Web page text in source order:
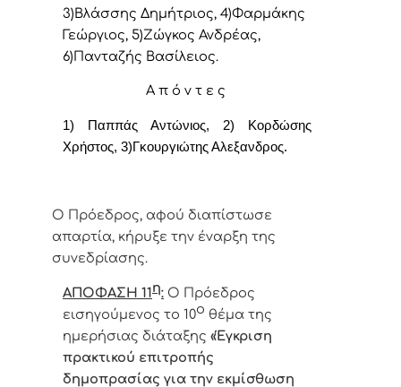
3)Βλάσσης Δημήτριος, 4)Φαρμάκης
Γεώργιος, 5)Ζώγκος Ανδρέας,
6)Πανταζής Βασίλειος.
Α π ό ν τ ε ς
1) Παππάς Αντώνιος, 2) Κορδώσης
Χρήστος, 3)Γκουργιώτης Αλεξανδρος.
Ο Πρόεδρος, αφού διαπίστωσε
απαρτία, κήρυξε την έναρξη της
συνεδρίασης.
ΑΠΟΦΑΣΗ 11 η: Ο Πρόεδρος
εισηγούμενος το 10ο θέμα της
ημερήσιας διάταξης «Έγκριση
πρακτικού επιτροπής
δημοπρασίας για την εκμίσθωση